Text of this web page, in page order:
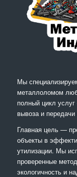
Мы
металлоломом
полный цикл
вывоза и
Главная цель —
объекты в
утилизации. Мы
проверенные
экологичность и